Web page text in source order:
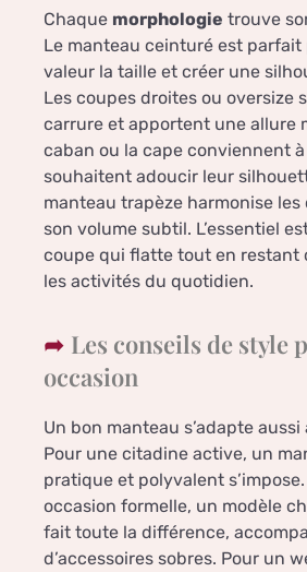
Chaque morphologie trouve
Le manteau ceinturé est parfait
valeur la taille et créer une
Les coupes droites ou oversize
carrure et apportent une allure
caban ou la cape conviennent
souhaitent adoucir leur
manteau trapèze harmonise les
son volume subtil. L’essentiel
coupe qui flatte tout en restant
les activités du quotidien.
Les conseils de style
occasion
Un bon manteau s’adapte
Pour une citadine active, un
pratique et polyvalent s’impose.
occasion formelle, un modèle
fait toute la différence,
d’accessoires sobres. Pour un